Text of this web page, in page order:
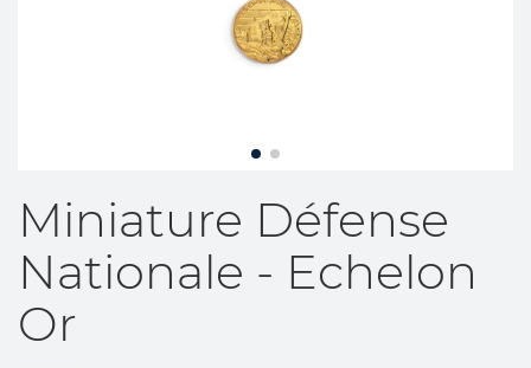
Miniature Défense
Nationale - Echelon
Or
to
the
beginning
of
the
images